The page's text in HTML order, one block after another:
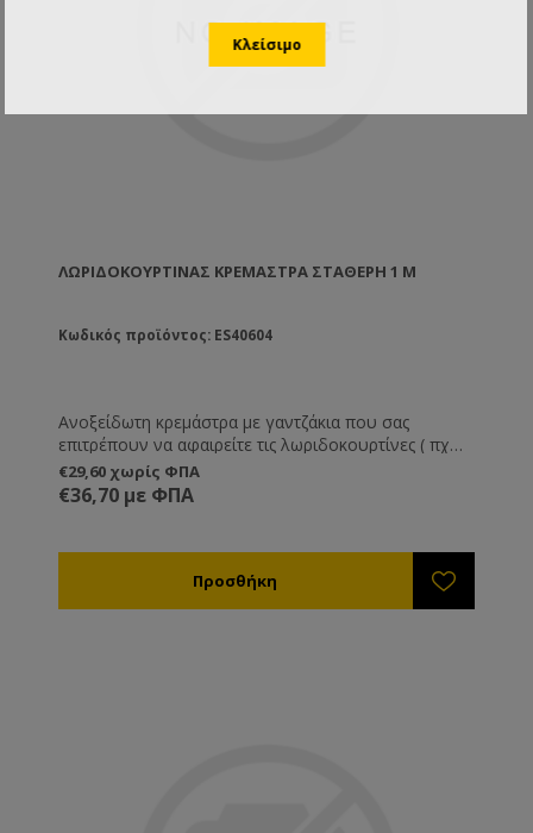
ΛΩΡΙΔΟΚΟΥΡΤΊΝΑΣ ΚΡΕΜΆΣΤΡΑ ΣΤΑΘΕΡΉ 1 M
Κωδικός προϊόντος: ES40604
Ανοξείδωτη κρεμάστρα με γαντζάκια που σας
επιτρέπουν να αφαιρείτε τις λωριδοκουρτίνες ( πχ
για να τις καθαρίσετε )
€29,60 χωρίς ΦΠΑ
€36,70 με ΦΠΑ